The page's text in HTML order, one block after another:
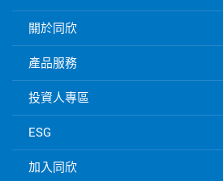
訊
子
速
結
關於同欣
產品服務
投資人專區
ESG
加入同欣